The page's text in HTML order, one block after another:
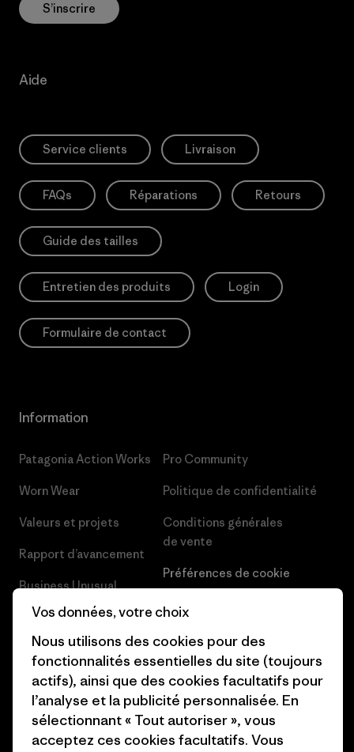
S’inscrire
Aide
Service clients Livraison
FAQs Réparations Retours
Guide des tailles
Entretien des produits Login
Formulaire de contact
Information
Patagonia Action Works
Worn Wear
Valeurs et projets
Rapport d’avancement
Business Unusual
Objectifs climatiques
1% For The Planet
Comment nous
finançons
Pro Community
Politique de confidentialité
Conditions générales
de vente
Préférences de cookie
Carrières
Presse et media
Industry program
Programme d’affiliation
Patagonia Belgique Plan du
Vos données, votre choix
Nous utilisons des cookies pour des
fonctionnalités essentielles du site (toujours
actifs), ainsi que des cookies facultatifs pour
l’analyse et la publicité personnalisée. En
sélectionnant « Tout autoriser », vous
acceptez ces cookies facultatifs. Vous